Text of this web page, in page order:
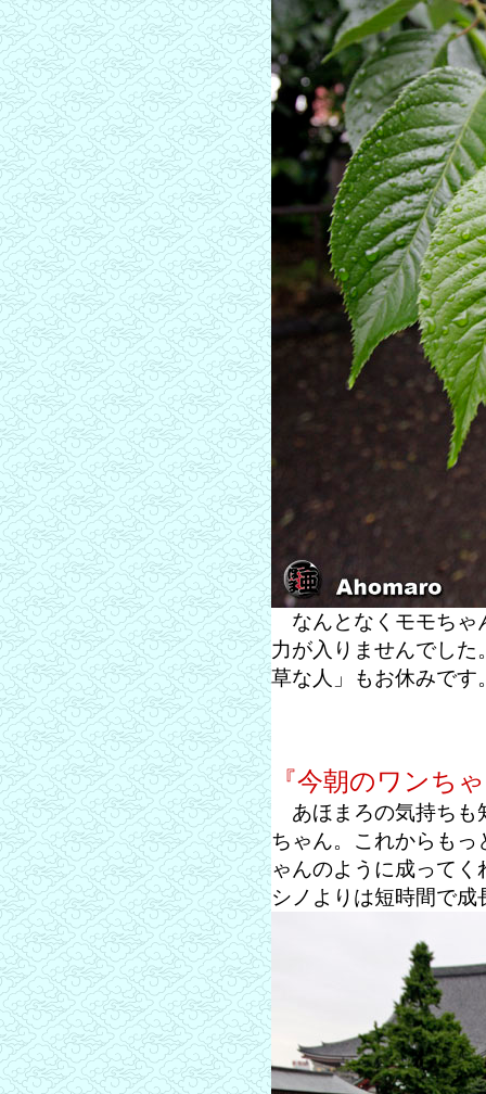
なんとなくモモちゃ
力が入りませんでし
草な人」もお休みです
『今朝のワンち
あほまろの気持ちも
ちゃん。これからもっ
ゃんのように成ってく
シノよりは短時間で